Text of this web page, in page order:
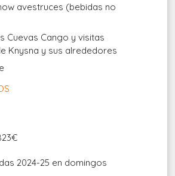
avestruces (bebidas no
Cuevas Cango y visitas
Knysna y sus alrededores
2024-25 en domingos